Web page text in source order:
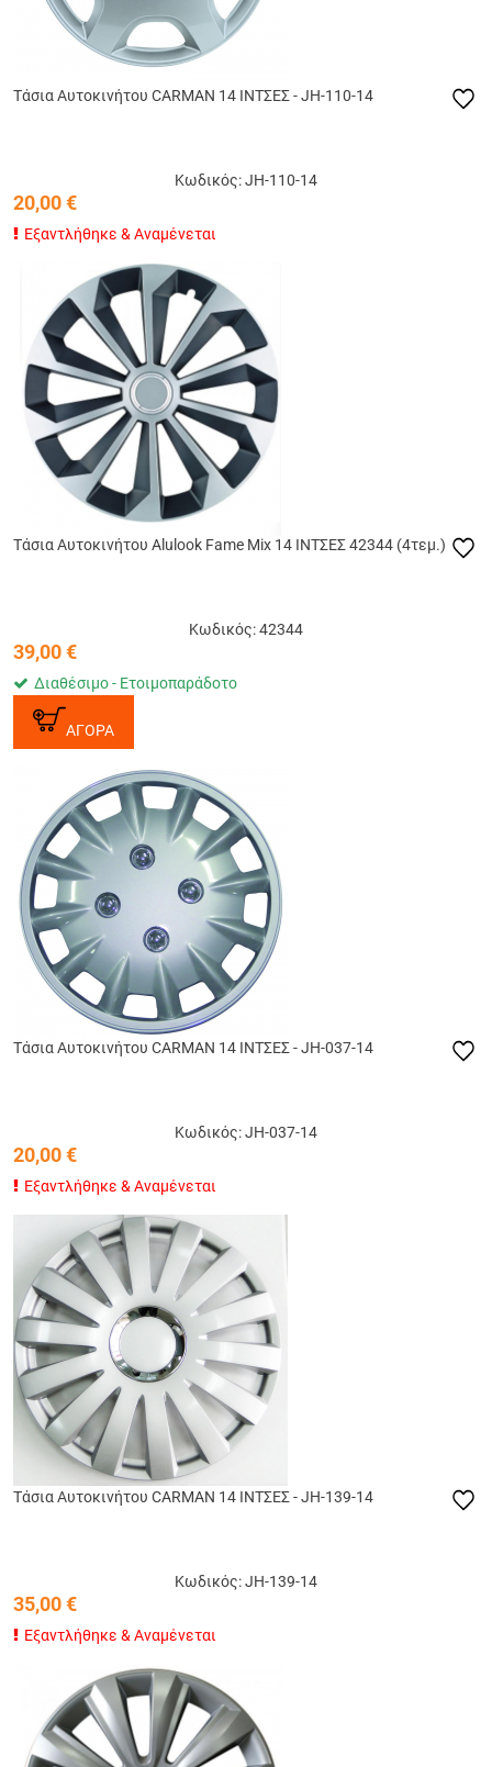
Tάσια Αυτοκινήτου CARMAN 14 ΙΝΤΣΕΣ - JH-110-14
Κωδικός: JH-110-14
20,00€
Εξαντλήθηκε & Αναμένεται
Tάσια Αυτοκινήτου Alulook Fame Mix 14 ΙΝΤΣΕΣ 42344 (4τεμ.)
Κωδικός: 42344
39,00€
Διαθέσιμο - Ετοιμοπαράδοτο
ΑΓΟΡΑ
Tάσια Αυτοκινήτου CARMAN 14 ΙΝΤΣΕΣ - JH-037-14
Κωδικός: JH-037-14
20,00€
Εξαντλήθηκε & Αναμένεται
Tάσια Αυτοκινήτου CARMAN 14 ΙΝΤΣΕΣ - JH-139-14
Κωδικός: JH-139-14
35,00€
Εξαντλήθηκε & Αναμένεται